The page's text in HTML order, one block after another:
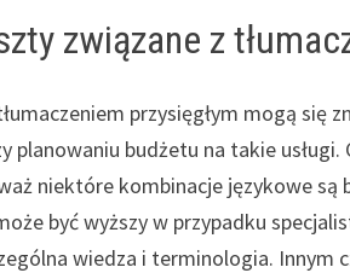
związane z
przysięgłym mogą się
planowaniu budżetu na takie
niektóre kombinacje językowe są
być wyższy w przypadku
wiedza i terminologia. Innym